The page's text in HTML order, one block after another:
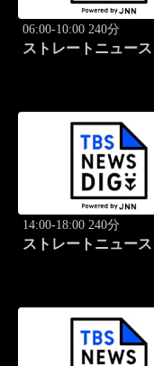
06:00-10:00 240分
ストレートニュース
14:00-18:00 240分
ストレートニュース